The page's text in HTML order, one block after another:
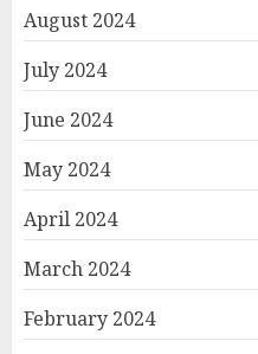
August 2024
July 2024
June 2024
May 2024
April 2024
March 2024
February 2024